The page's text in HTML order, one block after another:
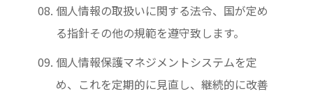
個人情報の取扱いに関する法令、国が定め
る指針その他の規範を遵守致します。
個人情報保護マネジメントシステムを定
め、これを定期的に見直し、継続的に改善